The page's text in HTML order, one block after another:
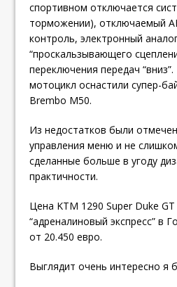
спортивном отключается
торможении), отключаемый
контроль, электронный
“проскальзывающего
переключения передач
мотоцикл оснастили супер-
Brembo M50.
Из недостатков были
управления меню и не
сделанные больше в угоду
практичности.
Цена KTM 1290 Super Duke
“адреналиновый экспресс” в
от 20.450 евро.
Выглядит очень интересно я